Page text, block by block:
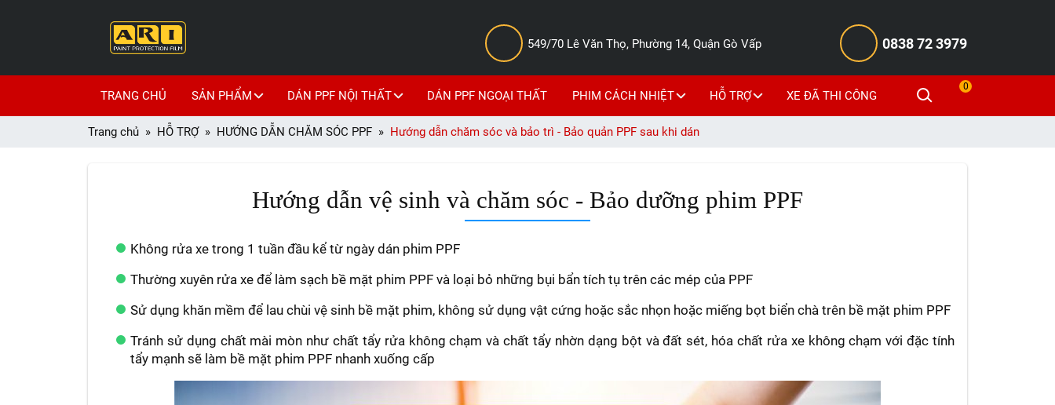
549/70 Lê Văn Thọ, Phường 14, Quận Gò Vấp 0838 72 3979
TRANG CHỦ SẢN PHẨM DÁN PPF NỘI THẤT DÁN PPF NGOẠI THẤT PHIM CÁCH NHIỆT HỖ TRỢ XE ĐÃ THI CÔNG
0
Trang chủ HỖ TRỢ HƯỚNG DẪN CHĂM SÓC PPF Hướng dẫn chăm sóc và bảo trì - Bảo quản PPF sau khi dán
Hướng dẫn vệ sinh và chăm sóc - Bảo dưỡng phim PPF
Không rửa xe trong 1 tuần đầu kể từ ngày dán phim PPF
Thường xuyên rửa xe để làm sạch bề mặt phim PPF và loại bỏ những bụi bẩn tích tụ trên các mép của PPF
Sử dụng khăn mềm để lau chùi vệ sinh bề mặt phim, không sử dụng vật cứng hoặc sắc nhọn hoặc miếng bọt biển chà trên bề mặt phim PPF
Tránh sử dụng chất mài mòn như chất tẩy rửa không chạm và chất tẩy nhờn dạng bột và đất sét, hóa chất rửa xe không chạm với đặc tính
tẩy mạnh sẽ làm bề mặt phim PPF nhanh xuống cấp